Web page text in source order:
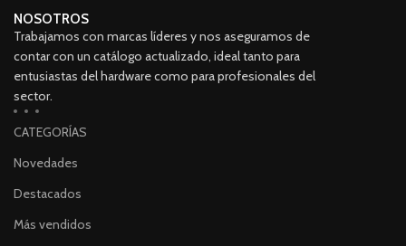
NOSOTROS
Trabajamos con marcas líderes y nos aseguramos de
contar con un catálogo actualizado, ideal tanto para
entusiastas del hardware como para profesionales del
sector.
CATEGORÍAS
Novedades
Destacados
Más vendidos